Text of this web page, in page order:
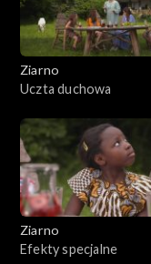
Ziarno
Uczta duchowa
Ziarno
Efekty specjalne